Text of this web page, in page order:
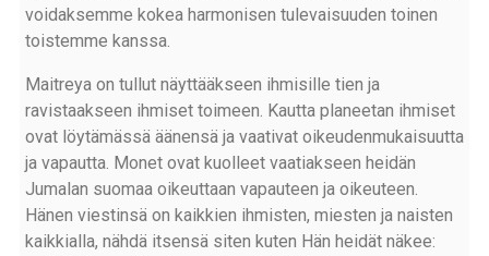
voidaksemme kokea harmonisen tulevaisuuden toinen
toistemme kanssa.
Maitreya on tullut näyttääkseen ihmisille tien ja
ravistaakseen ihmiset toimeen. Kautta planeetan ihmiset
ovat löytämässä äänensä ja vaativat oikeudenmukaisuutta
ja vapautta. Monet ovat kuolleet vaatiakseen heidän
Jumalan suomaa oikeuttaan vapauteen ja oikeuteen.
Hänen viestinsä on kaikkien ihmisten, miesten ja naisten
kaikkialla, nähdä itsensä siten kuten Hän heidät näkee: